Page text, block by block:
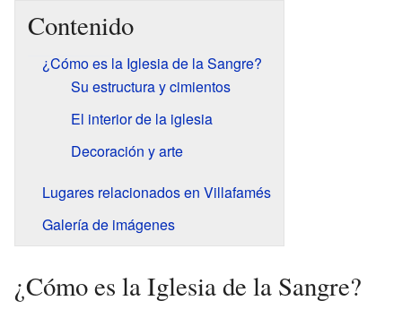
Contenido
¿Cómo es la Iglesia de la Sangre?
Su estructura y cimientos
El interior de la iglesia
Decoración y arte
Lugares relacionados en Villafamés
Galería de imágenes
¿Cómo es la Iglesia de la Sangre?